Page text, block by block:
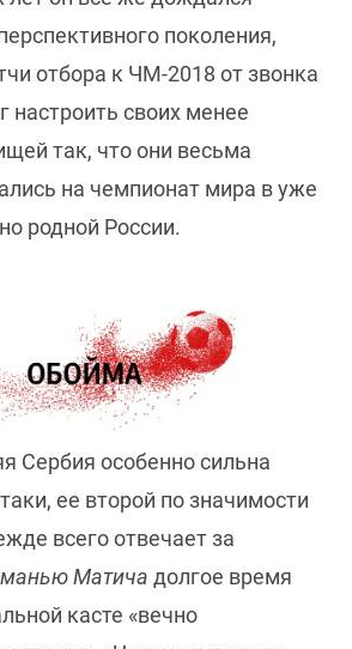
поколения,
отбора к ЧМ-2018 от звонка
настроить своих менее
так, что они весьма
на чемпионат мира в уже
родной России.
Сербия особенно сильна
ее второй по значимости
всего отвечает за
Матича долгое время
касте «вечно